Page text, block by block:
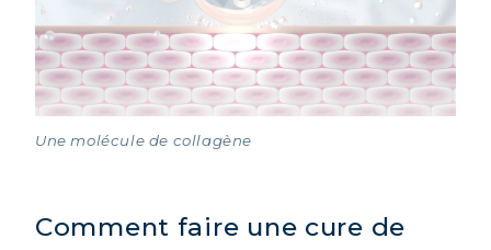
Une molécule de collagène
Comment faire une cure de